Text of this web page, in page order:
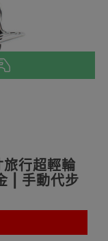
行超輕輪
| 手動代步